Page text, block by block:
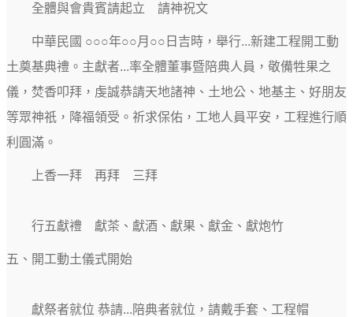
全體與會貴賓請起立 請神祝文
中華民國 ○○○年○○月○○日吉時，舉行...新建工程開工動
土奠基典禮。主獻者...率全體董事暨陪典人員，敬備牲果之
儀，焚香叩拜，虔誠恭請天地諸神、土地公、地基主、好朋友
等眾神祇，降福領受。祈求保佑，工地人員平安，工程進行順
利圓滿。
上香一拜 再拜 三拜
行五獻禮 獻茶、獻酒、獻果、獻金、獻炮竹
五、開工動土儀式開始
獻祭者就位 恭請...陪典者就位，請戴手套、工程帽